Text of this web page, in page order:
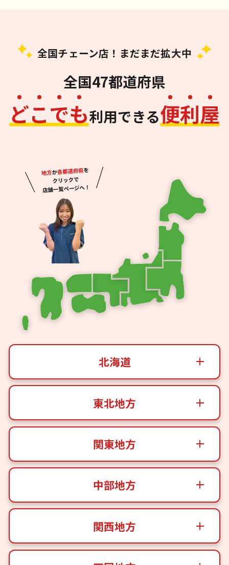
全国チェーン店！まだまだ拡大中
全国47都道府県
どこでも利用できる便利屋
北海道
東北地方
関東地方
中部地方
関西地方